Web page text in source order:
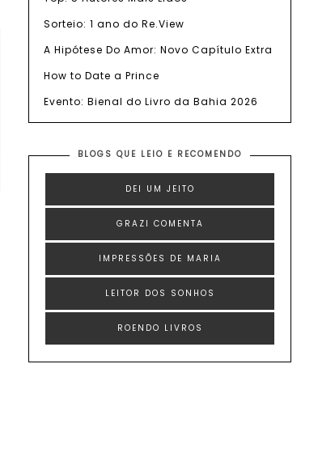
Sorteio: 1 ano do Re.View
A Hipótese Do Amor: Novo Capítulo Extra
How to Date a Prince
Evento: Bienal do Livro da Bahia 2026
BLOGS QUE LEIO E RECOMENDO
DEI UM JEITO
GRAZI COMENTA
IMPRESSÕES DE MARIA
LEITOR DOS SONHOS
ROENDO LIVROS